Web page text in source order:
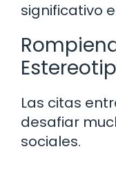
significativo
Las citas
desafiar
sociales.